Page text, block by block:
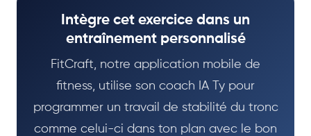
Intègre cet exercice dans un
entraînement personnalisé
FitCraft, notre application mobile de
fitness, utilise son coach IA Ty pour
programmer un travail de stabilité du tronc
comme celui-ci dans ton plan avec le bon